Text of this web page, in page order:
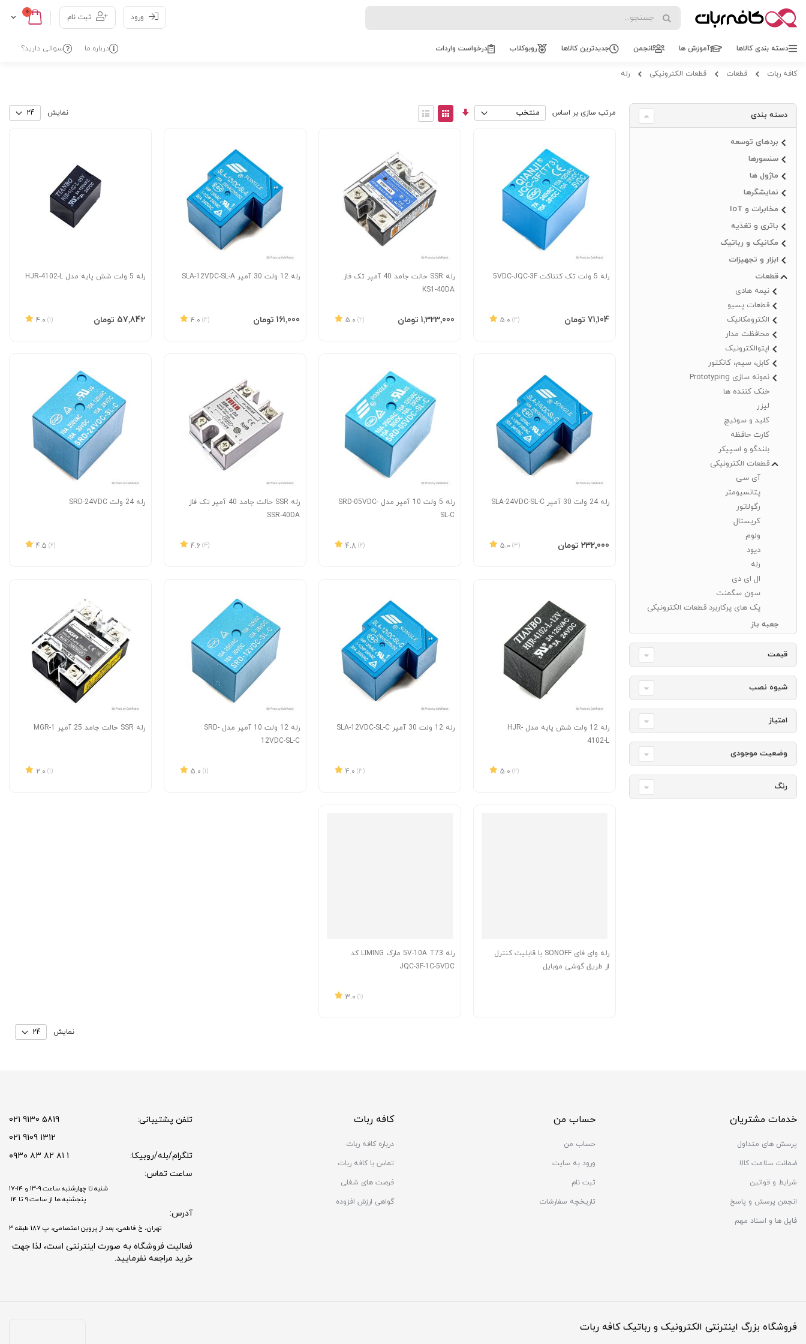
Cart0 عدد
Skip
to
ورود ثبت نام
دسته بندی کالاها آموزش ها انجمن جدیدترین کالاها روبوکلاب درخواست واردات سوالی دارید؟ درباره ما
کافه ربات قطعات قطعات الکترونیکی رله
مرتب سازی بر اساس
مرتب
سازی
View
as
نمایش
رله 5 ولت تک کنتاکت 5VDC-JQC-3F
5.0 (4) ‎71٬104 تومان
افزودن به سبد
رله SSR حالت جامد 40 آمپر تک فاز
KS1-40DA
5.0 (2) ‎1٬323٬000 تومان
افزودن به سبد
رله 12 ولت 30 آمپر SLA-12VDC-SL-A
4.0 (4) ‎161٬000 تومان
افزودن به سبد
رله 5 ولت شش پایه مدل HJR-4102-L
4.0 (1) ‎57٬842 تومان
افزودن به سبد
رله 24 ولت 30 آمپر SLA-24VDC-SL-C
5.0 (3) ‎232٬000 تومان
افزودن به سبد
رله 5 ولت 10 آمپر مدل SRD-05VDC-
SL-C
4.8 (2)
رله SSR حالت جامد 40 آمپر تک فاز
SSR-40DA
4.6 (4)
رله 24 ولت SRD-24VDC
4.5 (2)
رله 12 ولت شش پایه مدل HJR-
4102-L
5.0 (2)
رله 12 ولت 30 آمپر SLA-12VDC-SL-C
4.0 (3)
رله 12 ولت 10 آمپر مدل SRD-
12VDC-SL-C
5.0 (1)
رله SSR حالت جامد 25 آمپر MGR-1
2.0 (1)
رله وای فای SONOFF با قابلیت کنترل
از طریق گوشی موبایل
رله 5V-10A T73 مارک LIMING کد
JQC-3F-1C-5VDC
3.0 (1)
نمایش
دسته بندی
بردهای توسعه
سنسورها
ماژول ها
نمایشگرها
مخابرات و IoT
باتری و تغذیه
مکانیک و رباتیک
ابزار و تجهیزات
قطعات
نیمه هادی
قطعات پسیو
الکترومکانیک
محافظت مدار
اپتوالکترونیک
کابل، سیم، کانکتور
نمونه سازی Prototyping
خنک کننده ها
لیزر
کلید و سوئیچ
کارت حافظه
بلندگو و اسپیکر
قطعات الکترونیکی
آی سی
پتانسیومتر
رگولاتور
کریستال
ولوم
دیود
رله
ال ای دی
سون سگمنت
پک های پرکاربرد قطعات الکترونیکی
جعبه باز
قیمت
شیوه نصب
امتیاز
وضعیت موجودی
رنگ
خدمات مشتریان
پرسش های متداول
ضمانت سلامت کالا
شرایط و قوانین
انجمن پرسش و پاسخ
فایل ها و اسناد مهم
حساب من
حساب من
ورود به سایت
ثبت نام
تاریخچه سفارشات
کافه ربات
درباره کافه ربات
تماس با کافه ربات
فرصت های شغلی
گواهی ارزش افزوده
تلفن پشتیبانی:
5819 9130 021
1312 9109 021
تلگرام/بله/روبیکا:
۱ ۸۱ ۸۲ ۸۳ ۰۹۳۰
ساعت تماس:
شنبه تا چهارشنبه ساعت ۹-۱۳ و ۱۴-۱۷
پنجشنبه ها از ساعت ۹ تا ۱۴
آدرس:
تهران، خ فاطمی، بعد از پروین اعتصامی، پ 187 طبقه 3
فعالیت فروشگاه به صورت اینترنتی است، لذا جهت
خرید مراجعه نفرمایید.
فروشگاه بزرگ اینترنتی الکترونیک و رباتیک کافه ربات